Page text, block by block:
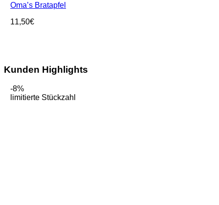
Oma’s Bratapfel
11,50€
Kunden Highlights
-8%
limitierte Stückzahl